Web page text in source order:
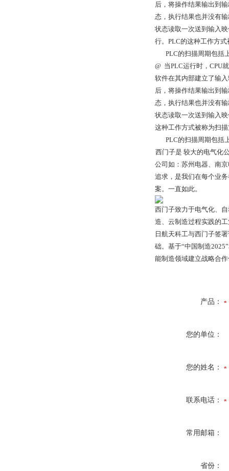
后，将操作结果输出到
态，执行结果也并没有
状态读取一次送到输入
行。PLC的这种工作方
PLC的扫描周期包括上
@ 当PLC运行时，CPU
软件在其内部建立了输
后，将操作结果输出到
态，执行结果也并没有
状态读取一次送到输入
这种工作方式被称为扫
PLC的扫描周期包括上
西门子是 较大的电气化
公司如：苏州电器、南
追求，是我们在每个业
案。一直如此。
西门子致力于电气化、
造、云制造过程实践的
日航天科工与西门子签
础。基于“中国制造
能制造领域建立战略合
产品：
您的单位：
您的姓名：
联系电话：
常用邮箱：
省份：